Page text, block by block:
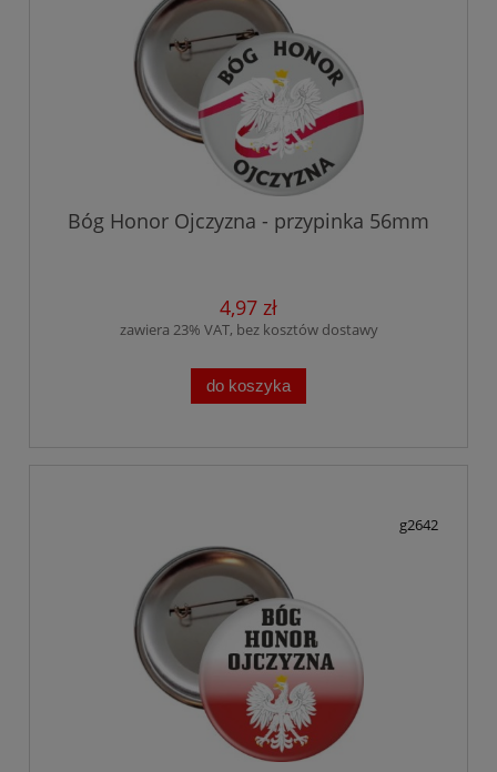
Bóg Honor Ojczyzna - przypinka 56mm
4,97 zł
zawiera 23% VAT, bez kosztów dostawy
do koszyka
g2642